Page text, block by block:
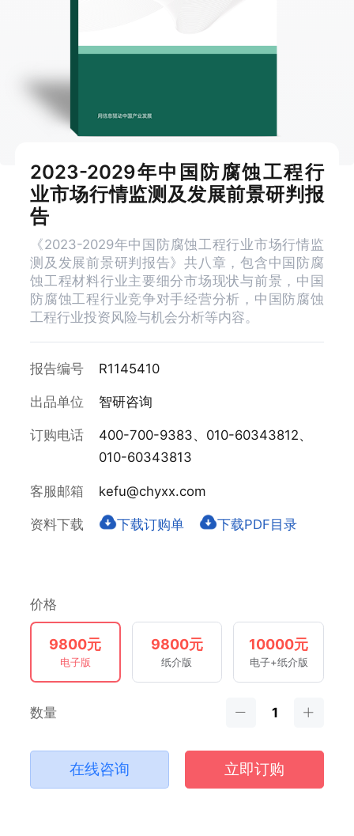
2023-2029年中国防腐蚀工程行
业市场行情监测及发展前景研判报
告
《2023-2029年中国防腐蚀工程行业市场行情监
测及发展前景研判报告》共八章，包含中国防腐
蚀工程材料行业主要细分市场现状与前景，中国
防腐蚀工程行业竞争对手经营分析，中国防腐蚀
工程行业投资风险与机会分析等内容。
报告编号 R1145410
出品单位 智研咨询
订购电话
400-700-9383、010-60343812、
010-60343813
客服邮箱 kefu@chyxx.com
资料下载 下载订购单 下载PDF目录
价格
9800元
电子版
9800元
纸介版
10000元
电子+纸介版
数量
在线咨询 立即订购